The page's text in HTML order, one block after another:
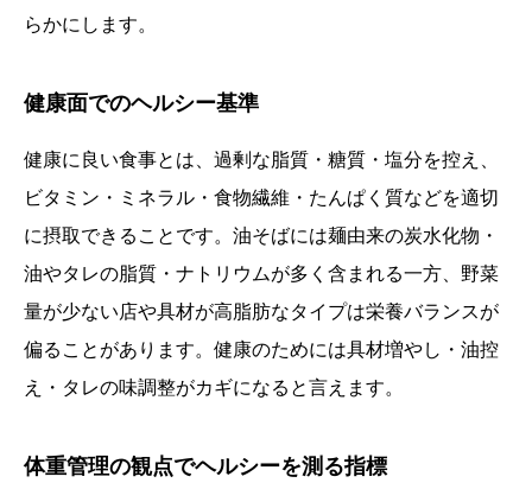
らかにします。
健康面でのヘルシー基準
健康に良い食事とは、過剰な脂質・糖質・塩分を控え、
ビタミン・ミネラル・食物繊維・たんぱく質などを適切
に摂取できることです。油そばには麺由来の炭水化物・
油やタレの脂質・ナトリウムが多く含まれる一方、野菜
量が少ない店や具材が高脂肪なタイプは栄養バランスが
偏ることがあります。健康のためには具材増やし・油控
え・タレの味調整がカギになると言えます。
体重管理の観点でヘルシーを測る指標